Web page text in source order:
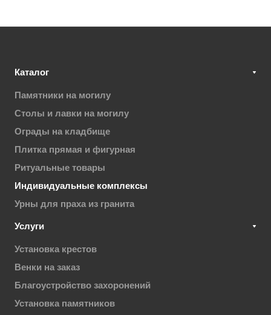
Каталог
Памятники на могилу
Столы и лавки на могилу
Ограды на кладбище
Плитка прямая и фигурная
Ритуальные товары
Индивидуальные комплексы
Урны для праха из гранита
Услуги
Установка крестов
Венки на заказ
Благоустройство захоронений
Установка памятников